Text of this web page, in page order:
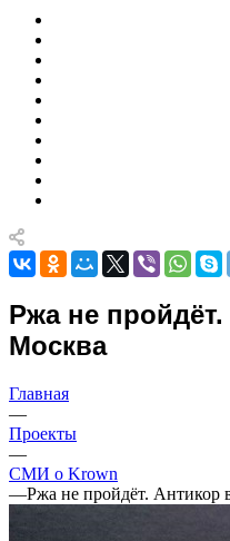
Ржа не
Москва
Главная
—
Проекты
—
СМИ о Krown
—Ржа не пройдёт. Антикор